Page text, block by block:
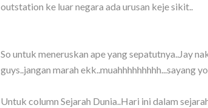
outstation ke luar negara ada urusan keje sikit..
So untuk meneruskan ape yang sepatutnya..Jay
guys..jangan marah ekk..muahhhhhhhhh...sayang
Untuk column Sejarah Dunia..Hari ini dalam